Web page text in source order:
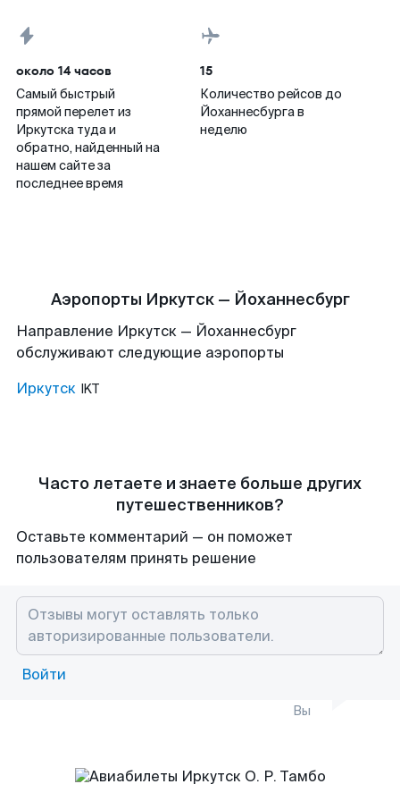
около 14 часов
Самый быстрый
прямой перелет из
Иркутска туда и
обратно, найденный на
нашем сайте за
последнее время
15
Количество рейсов до
Йоханнесбурга в
неделю
Аэропорты Иркутск — Йоханнесбург
Направление Иркутск — Йоханнесбург
обслуживают следующие аэропорты
Иркутск IKT
Часто летаете и знаете больше других
путешественников?
Оставьте комментарий — он поможет
пользователям принять решение
Войти
Вы